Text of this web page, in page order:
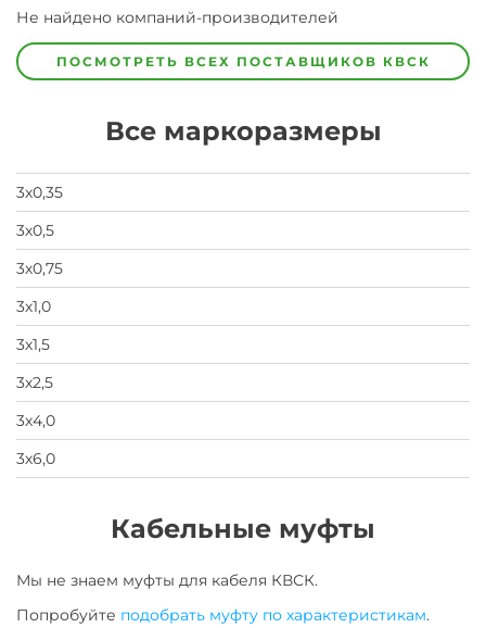
ЗаводЗавод-
предпочел
скрыть
завод
Не найдено компаний-производителей
ПОСМОТРЕТЬ ВСЕХ ПОСТАВЩИКОВ КВСК
Все маркоразмеры
3х0,35
3х0,5
3х0,75
3х1,0
3х1,5
3х2,5
3х4,0
3х6,0
Кабельные муфты
Мы не знаем муфты для кабеля КВСК.
Попробуйте подобрать муфту по характеристикам.